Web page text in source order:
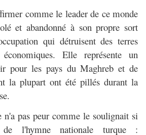
comme le leader de ce monde
et abandonné à son propre sort
qui détruisent des terres
Elle représente un
pour les pays du Maghreb et de
la plupart ont été pillés durant la
n'a pas peur comme le soulignait si
l'hymne nationale turque :